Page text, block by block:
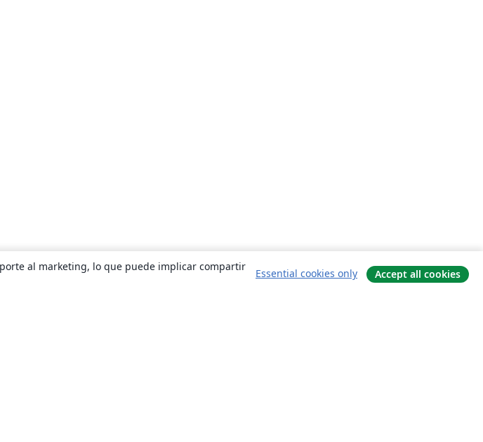
al marketing, lo que puede implicar compartir
Essential cookies only Accept all cookies